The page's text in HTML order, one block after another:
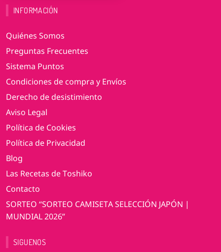
INFORMACIÓN
Quiénes Somos
Preguntas Frecuentes
Sistema Puntos
Condiciones de compra y Envíos
Derecho de desistimiento
Aviso Legal
Política de Cookies
Política de Privacidad
Blog
Las Recetas de Toshiko
Contacto
SORTEO “SORTEO CAMISETA SELECCIÓN JAPÓN |
MUNDIAL 2026”
SIGUENOS